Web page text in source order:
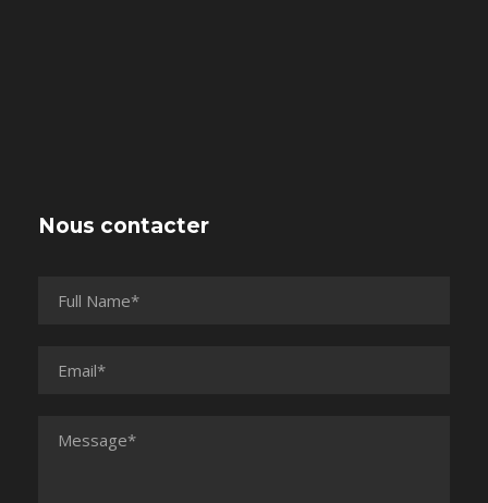
Nous contacter